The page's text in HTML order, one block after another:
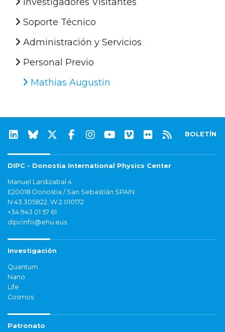
Soporte Técnico
Administración y Servicios
Personal Previo
Mathias Augustin
BOLETÍN
DIPC - Donostia International Physics Center
Manuel Lardizabal 4
E20018 Donostia / San Sebastián SPAIN
N 43.305822, W 2.010172
+34 943 01 57 61
dipcinfo@ehu.eus
Investigación
Quantum
Nano
Life
Cosmos
Patronato